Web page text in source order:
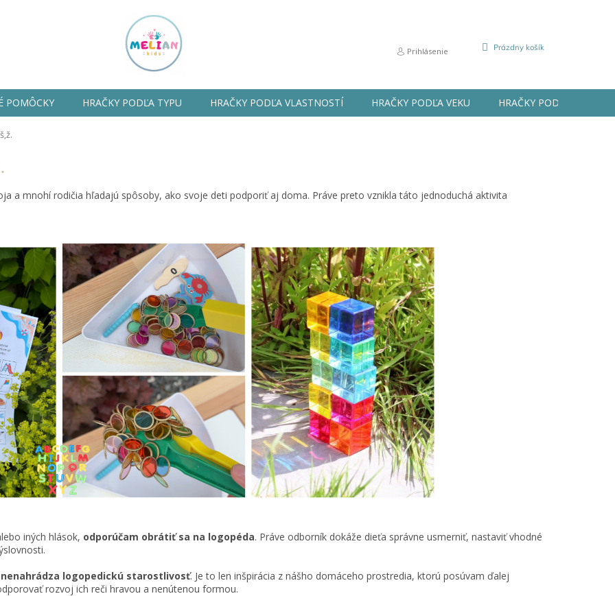
Prihlásenie
NÁKUPNÝ
Prázdny košík
POMÔCKY HRAČKY PODĽA TYPU HRAČKY PODĽA VLASTNOSTÍ HRAČKY PODĽA VEKU HRAČKY PODĽA
a mnohí rodičia hľadajú spôsoby, ako svoje deti podporiť aj doma. Práve preto vznikla táto jednoduchá aktivita
iných hlások, odporúčam obrátiť sa na logopéda. Práve odborník dokáže dieťa správne usmerniť, nastaviť vhodné
logopedickú starostlivosť. Je to len inšpirácia z nášho domáceho prostredia, ktorú posúvam ďalej
rozvoj ich reči hravou a nenútenou formou.